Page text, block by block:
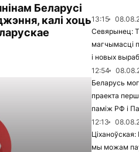
Беларусі
калі хоць13:15
Севярынец:
магчымасці
і новых
12:54
Беларусь
праекта
паміж РФ і
12:13
мы можам